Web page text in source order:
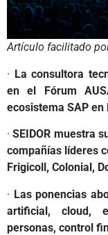
Artículo facilitado
· La consultora
en el Fórum
ecosistema SAP en
·SEIDOR muestra
compañías líderes
Frigicoll, Colonial,
· Las ponencias
artificial, cloud,
personas, control